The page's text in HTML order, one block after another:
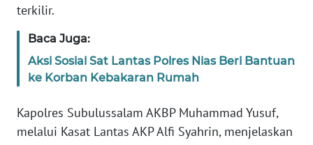
terkilir.
Baca Juga:
Aksi Sosial Sat Lantas Polres Nias Beri Bantuan
ke Korban Kebakaran Rumah
Kapolres Subulussalam AKBP Muhammad Yusuf,
melalui Kasat Lantas AKP Alfi Syahrin, menjelaskan
WN
BANTEN
WN
NTT
WN
KEPRI